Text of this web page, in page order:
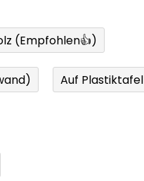
(Empfohlen👍)
Auf Plastiktafel